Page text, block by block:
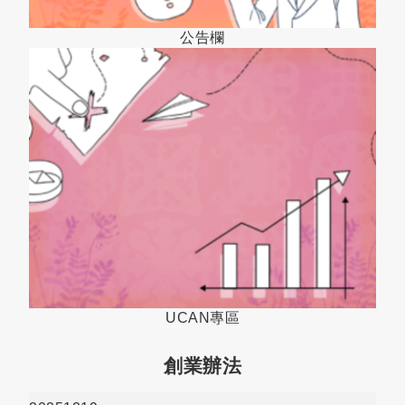
公告欄
UCAN專區
創業辦法